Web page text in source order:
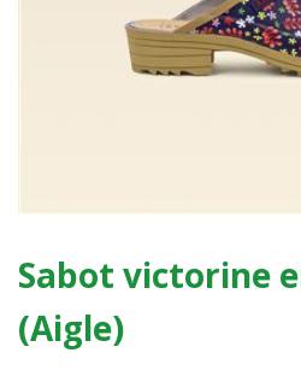
Sabot victorine
(Aigle)